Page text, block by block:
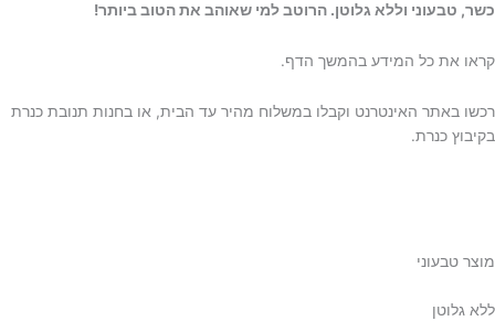
כשר, טבעוני וללא גלוטן. הרוטב למי שאוהב את הטוב ביותר!
קראו את כל המידע בהמשך הדף.
רכשו באתר האינטרנט וקבלו במשלוח מהיר עד הבית, או בחנות תנובת כנרת
בקיבוץ כנרת.
מוצר טבעוני
ללא גלוטן